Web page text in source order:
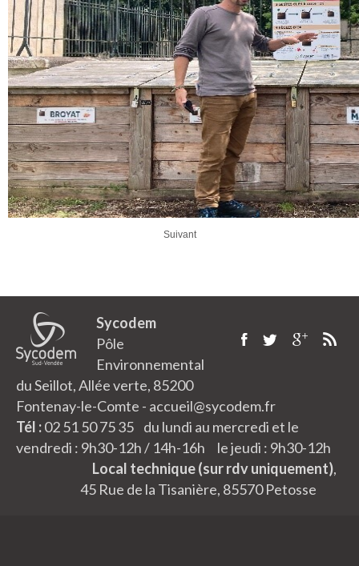
Suivant
Sycodem
Pôle
Environnemental
du Seillot, Allée verte, 85200
Fontenay-le-Comte - accueil@sycodem.fr
Tél :02 51 50 75 35 du lundi au mercredi et le
vendredi : 9h30-12h / 14h-16h le jeudi : 9h30-12h
Local technique (sur rdv uniquement),
45 Rue de la Tisanière, 85570 Petosse